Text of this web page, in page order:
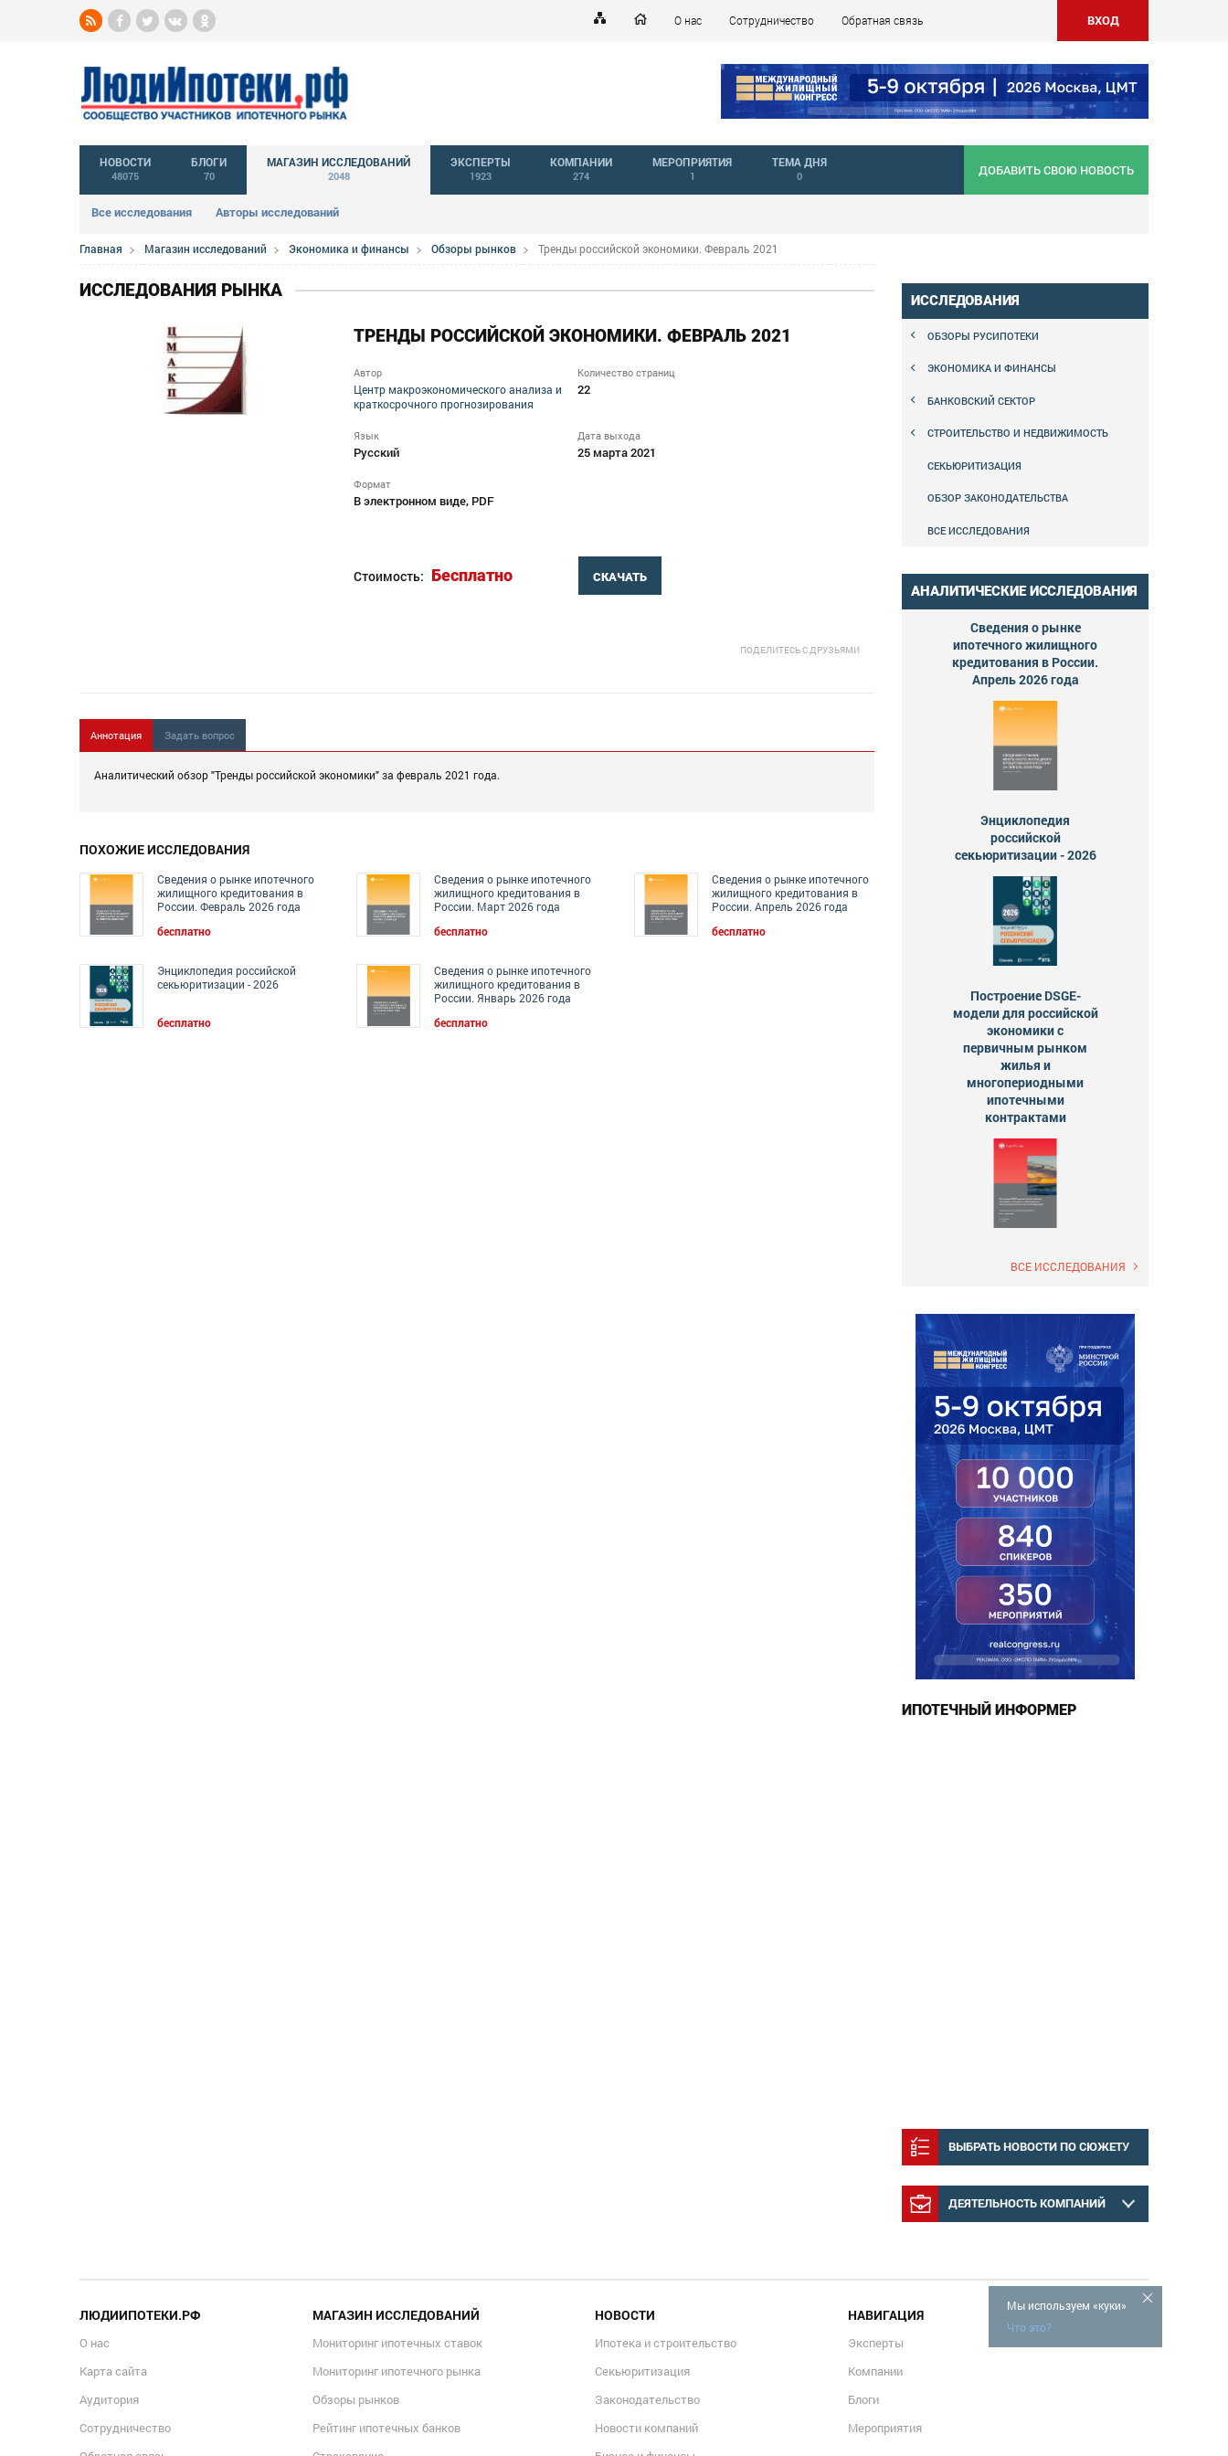
О нас Сотрудничество Обратная связь ВХОД
НОВОСТИ
48075
БЛОГИ
70
МАГАЗИН ИССЛЕДОВАНИЙ
2048
Все исследования Авторы исследований
ЭКСПЕРТЫ
1923
КОМПАНИИ
274
МЕРОПРИЯТИЯ
1
ТЕМА ДНЯ
0 ДОБАВИТЬ СВОЮ НОВОСТЬ
Главная Магазин исследований Экономика и финансы Обзоры рынков Тренды российской экономики. Февраль 2021
ИССЛЕДОВАНИЯ РЫНКА
ТРЕНДЫ РОССИЙСКОЙ ЭКОНОМИКИ. ФЕВРАЛЬ 2021
Автор
Центр макроэкономического анализа и
краткосрочного прогнозирования
Количество страниц
22
Язык
Русский
Дата выхода
25 марта 2021
Формат
В электронном виде, PDF
Стоимость: Бесплатно СКАЧАТЬ
ПОДЕЛИТЕСЬ С ДРУЗЬЯМИ
Аннотация Задать вопрос
Аналитический обзор "Тренды российской экономики" за февраль 2021 года.
ПОХОЖИЕ ИССЛЕДОВАНИЯ
Сведения о рынке ипотечного
жилищного кредитования в
России. Февраль 2026 года
бесплатно
Сведения о рынке ипотечного
жилищного кредитования в
России. Март 2026 года
бесплатно
Сведения о рынке ипотечного
жилищного кредитования в
России. Апрель 2026 года
бесплатно
Энциклопедия российской
секьюритизации - 2026
бесплатно
Сведения о рынке ипотечного
жилищного кредитования в
России. Январь 2026 года
бесплатно
ИССЛЕДОВАНИЯ
ОБЗОРЫ РУСИПОТЕКИ
ЭКОНОМИКА И ФИНАНСЫ
БАНКОВСКИЙ СЕКТОР
СТРОИТЕЛЬСТВО И НЕДВИЖИМОСТЬ
СЕКЬЮРИТИЗАЦИЯ
ОБЗОР ЗАКОНОДАТЕЛЬСТВА
ВСЕ ИССЛЕДОВАНИЯ
АНАЛИТИЧЕСКИЕ ИССЛЕДОВАНИЯ
Сведения о рынке
ипотечного жилищного
кредитования в России.
Апрель 2026 года
Энциклопедия
российской
секьюритизации - 2026
Построение DSGE-
модели для российской
экономики с
первичным рынком
жилья и
многопериодными
ипотечными
контрактами
ВСЕ ИССЛЕДОВАНИЯ
ИПОТЕЧНЫЙ ИНФОРМЕР
ВЫБРАТЬ НОВОСТИ ПО СЮЖЕТУ
ДЕЯТЕЛЬНОСТЬ КОМПАНИЙ
Мы используем «куки»
Что это?
ЛЮДИИПОТЕКИ.РФ
О нас
Карта сайта
Аудитория
Сотрудничество
МАГАЗИН ИССЛЕДОВАНИЙ
Мониторинг ипотечных ставок
Мониторинг ипотечного рынка
Обзоры рынков
Рейтинг ипотечных банков
НОВОСТИ
Ипотека и строительство
Секьюритизация
Законодательство
Новости компаний
НАВИГАЦИЯ
Эксперты
Компании
Блоги
Мероприятия